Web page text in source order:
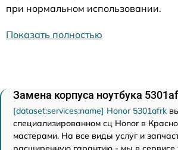
при нормальном использовании.
Показать полностью
Замена корпуса ноутбука
[dataset:services:name] Honor 5301afrk
специализированном сц Honor в
мастерами. На все виды услуг и